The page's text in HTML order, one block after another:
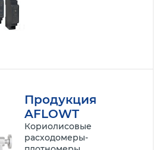
Продукция
AFLOWT
Кориолисовые
расходомеры-